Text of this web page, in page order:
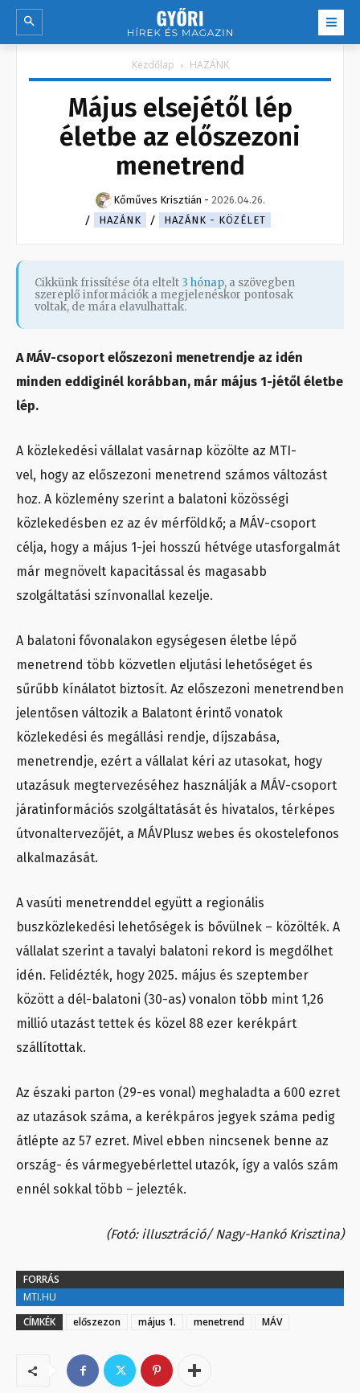
Kezdőlap HAZÁNK
Május elsejétől lép
életbe az előszezoni
menetrend
Kőműves Krisztián - 2026.04.26.
HAZÁNK
HAZÁNK - KÖZÉLET
Cikkünk frissítése óta eltelt 3 hónap, a szövegben
szereplő információk a megjelenéskor pontosak
voltak, de mára elavulhattak.
A MÁV-csoport előszezoni menetrendje az idén
minden eddiginél korábban, már május 1-jétől életbe
lép.
A közlekedési vállalat vasárnap közölte az MTI-
vel, hogy az előszezoni menetrend számos változást
hoz. A közlemény szerint a balatoni közösségi
közlekedésben ez az év mérföldkő; a MÁV-csoport
célja, hogy a május 1-jei hosszú hétvége utasforgalmát
már megnövelt kapacitással és magasabb
szolgáltatási színvonallal kezelje.
A balatoni fővonalakon egységesen életbe lépő
menetrend több közvetlen eljutási lehetőséget és
sűrűbb kínálatot biztosít. Az előszezoni menetrendben
jelentősen változik a Balatont érintő vonatok
közlekedési és megállási rendje, díjszabása,
menetrendje, ezért a vállalat kéri az utasokat, hogy
utazásuk megtervezéséhez használják a MÁV-csoport
járatinformációs szolgáltatását és hivatalos, térképes
útvonaltervezőjét, a MÁVPlusz webes és okostelefonos
alkalmazását.
A vasúti menetrenddel együtt a regionális
buszközlekedési lehetőségek is bővülnek – közölték. A
vállalat szerint a tavalyi balatoni rekord is megdőlhet
idén. Felidézték, hogy 2025. május és szeptember
között a dél-balatoni (30-as) vonalon több mint 1,26
millió utazást tettek és közel 88 ezer kerékpárt
szállítottak.
Az északi parton (29-es vonal) meghaladta a 600 ezret
az utazások száma, a kerékpáros jegyek száma pedig
átlépte az 57 ezret. Mivel ebben nincsenek benne az
ország- és vármegyebérlettel utazók, így a valós szám
ennél sokkal több – jelezték.
(Fotó: illusztráció/ Nagy-Hankó Krisztina)
FORRÁS
MTI.HU
CÍMKÉK
előszezon május 1. menetrend MÁV